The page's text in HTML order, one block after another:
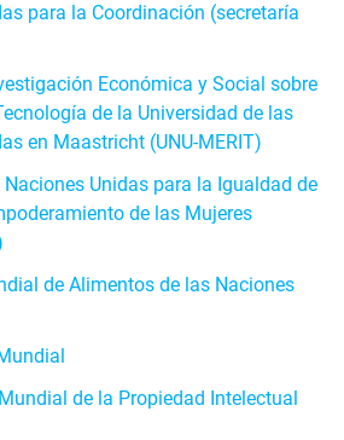
para la Coordinación (secretaría
Económica y Social sobre
de la Universidad de las
en Maastricht (UNU‑MERIT)
Naciones Unidas para la Igualdad de
de las Mujeres
de Alimentos de las Naciones
de la Propiedad Intelectual